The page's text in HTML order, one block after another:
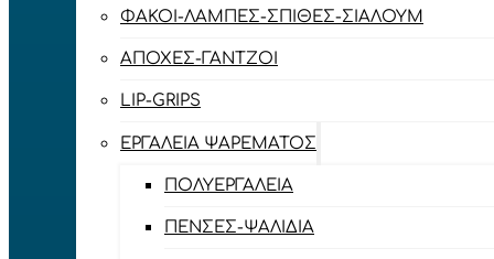
ΦΑΚΟΊ-ΛΆΜΠΕΣ-ΣΠΊΘΕΣ-ΣΊΑΛΟΥΜ
ΑΠΌΧΕΣ-ΓΆΝΤΖΟΙ
LIP-GRIPS
EΡΓΑΛΕΊΑ ΨΑΡΈΜΑΤΟΣ
ΠΟΛΥΕΡΓΑΛΕΊΑ
ΠΈΝΣΕΣ-ΨΑΛΊΔΙΑ